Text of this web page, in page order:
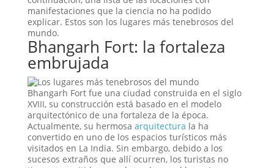
manifestaciones que la ciencia no ha podido
explicar. Estos son los lugares más tenebrosos del
mundo.
Bhangarh Fort: la fortaleza
embrujada
Bhangarh Fort fue una ciudad construida en el siglo
XVIII, su construcción está basado en el modelo
arquitectónico de una fortaleza de la época.
Actualmente, su hermosa arquitectura la ha
convertido en uno de los espacios turísticos más
visitados en La India. Sin embargo, debido a los
sucesos extraños que allí ocurren, los turistas no